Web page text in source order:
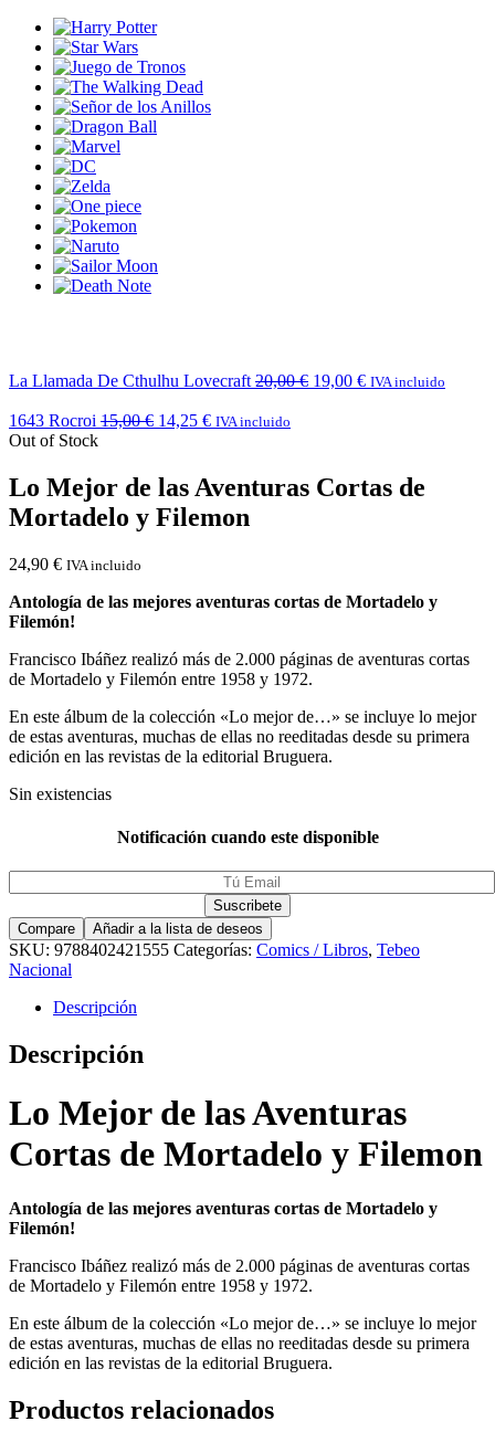
La Llamada De Cthulhu Lovecraft 20,00€ 19,00 € IVA incluido
1643 Rocroi 15,00€ 14,25 € IVA incluido
Out of Stock
Lo Mejor de las Aventuras Cortas de
Mortadelo y Filemon
24,90 € IVA incluido
Antología de las mejores aventuras cortas de Mortadelo y
Filemón!
Francisco Ibáñez realizó más de 2.000 páginas de aventuras cortas
de Mortadelo y Filemón entre 1958 y 1972.
En este álbum de la colección «Lo mejor de…» se incluye lo mejor
de estas aventuras, muchas de ellas no reeditadas desde su primera
edición en las revistas de la editorial Bruguera.
Sin existencias
Notificación cuando este disponible
Compare Añadir a la lista de deseos
SKU: 9788402421555 Categorías: Comics / Libros, Tebeo
Nacional
Descripción
Descripción
Lo Mejor de las Aventuras
Cortas de Mortadelo y Filemon
Antología de las mejores aventuras cortas de Mortadelo y
Filemón!
Francisco Ibáñez realizó más de 2.000 páginas de aventuras cortas
de Mortadelo y Filemón entre 1958 y 1972.
En este álbum de la colección «Lo mejor de…» se incluye lo mejor
de estas aventuras, muchas de ellas no reeditadas desde su primera
edición en las revistas de la editorial Bruguera.
Productos relacionados